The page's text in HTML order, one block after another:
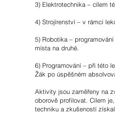
3) Elektrotechnika – cílem
4) Strojírenství – v rámci
5) Robotika –
místa na druhé.
6) Programování – při této
Žák po úspěšném
Aktivity jsou zaměřeny na
oborově profilovat. Cílem
techniku a zkušeností